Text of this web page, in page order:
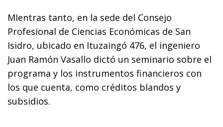
MIentras tanto, en la sede del Consejo
Profesional de Ciencias Económicas de San
Isidro, ubicado en Ituzaingó 476, el ingeniero
Juan Ramón Vasallo dictó un seminario sobre el
programa y los instrumentos financieros con
los que cuenta, como créditos blandos y
subsidios.